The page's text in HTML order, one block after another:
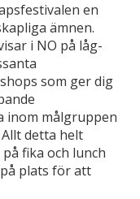
en
ämnen.
i NO på låg-
som ger dig
inom målgruppen
detta helt
fika och lunch
plats för att